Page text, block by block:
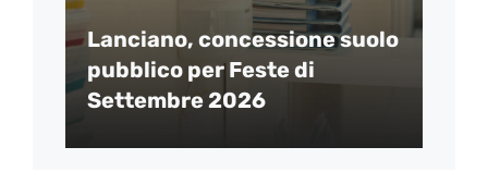
Lanciano, concessione suolo
pubblico per Feste di
Settembre 2026